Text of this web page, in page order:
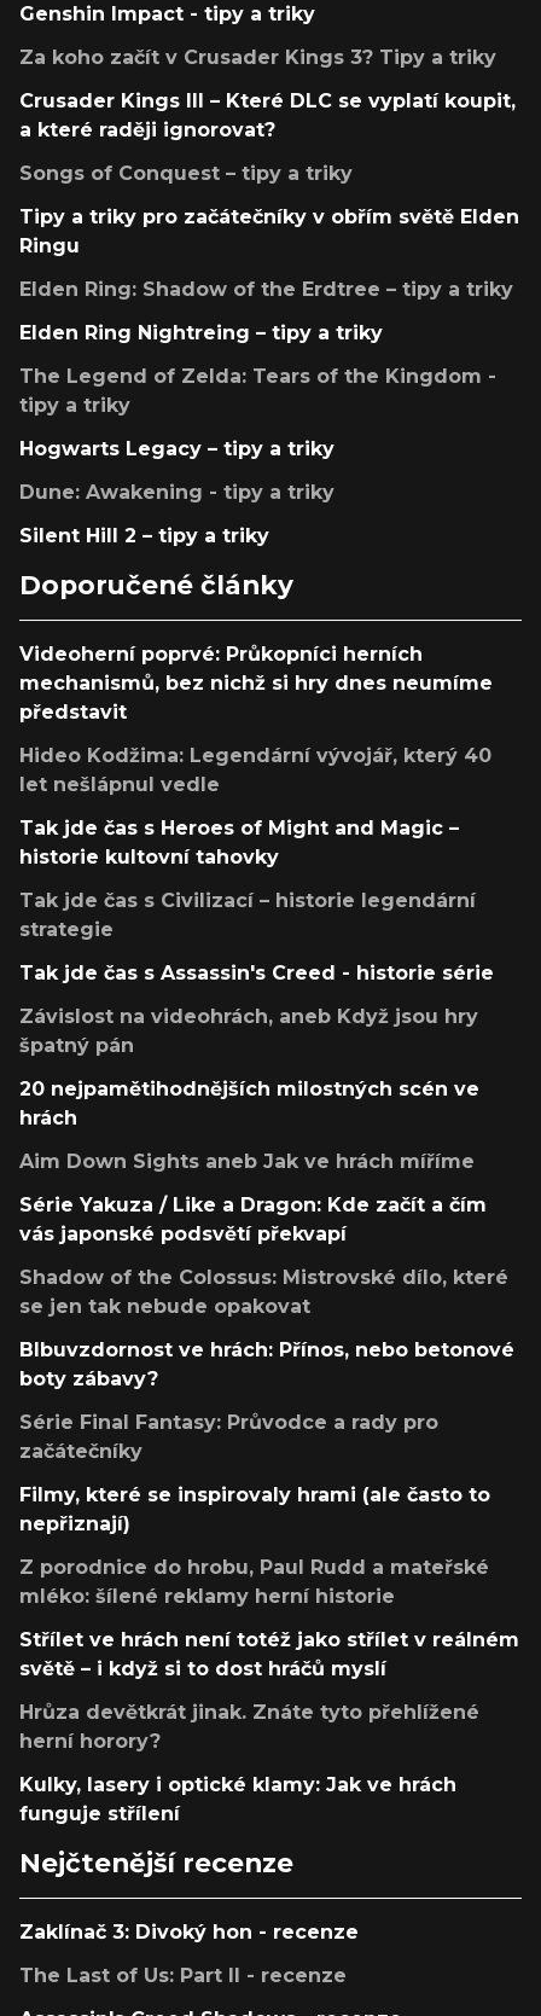
Genshin Impact - tipy a triky
Za koho začít v Crusader Kings 3? Tipy a triky
Crusader Kings III – Které DLC se vyplatí koupit,
a které raději ignorovat?
Songs of Conquest – tipy a triky
Tipy a triky pro začátečníky v obřím světě Elden
Ringu
Elden Ring: Shadow of the Erdtree – tipy a triky
Elden Ring Nightreing – tipy a triky
The Legend of Zelda: Tears of the Kingdom -
tipy a triky
Hogwarts Legacy – tipy a triky
Dune: Awakening - tipy a triky
Silent Hill 2 – tipy a triky
Doporučené články
Videoherní poprvé: Průkopníci herních
mechanismů, bez nichž si hry dnes neumíme
představit
Hideo Kodžima: Legendární vývojář, který 40
let nešlápnul vedle
Tak jde čas s Heroes of Might and Magic –
historie kultovní tahovky
Tak jde čas s Civilizací – historie legendární
strategie
Tak jde čas s Assassin's Creed - historie série
Závislost na videohrách, aneb Když jsou hry
špatný pán
20 nejpamětihodnějších milostných scén ve
hrách
Aim Down Sights aneb Jak ve hrách míříme
Série Yakuza / Like a Dragon: Kde začít a čím
vás japonské podsvětí překvapí
Shadow of the Colossus: Mistrovské dílo, které
se jen tak nebude opakovat
Blbuvzdornost ve hrách: Přínos, nebo betonové
boty zábavy?
Série Final Fantasy: Průvodce a rady pro
začátečníky
Filmy, které se inspirovaly hrami (ale často to
nepřiznají)
Z porodnice do hrobu, Paul Rudd a mateřské
mléko: šílené reklamy herní historie
Střílet ve hrách není totéž jako střílet v reálném
světě – i když si to dost hráčů myslí
Hrůza devětkrát jinak. Znáte tyto přehlížené
herní horory?
Kulky, lasery i optické klamy: Jak ve hrách
funguje střílení
Nejčtenější recenze
Zaklínač 3: Divoký hon - recenze
The Last of Us: Part II - recenze